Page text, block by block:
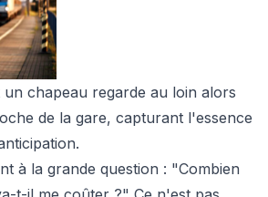
chapeau regarde au loin alors
de la gare, capturant l'essence
à la grande question : "Combien